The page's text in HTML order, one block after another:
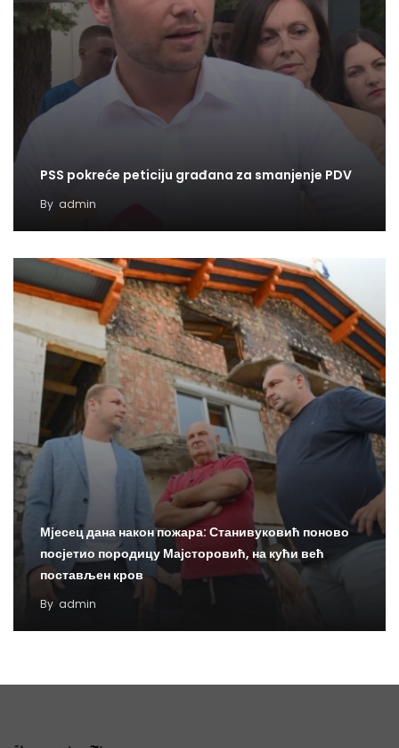
PSS pokreće peticiju građana za smanjenje PDV
By admin
Мјесец дана након пожара: Станивуковић поново
посјетио породицу Мајсторовић, на кући већ
постављен кров
By admin